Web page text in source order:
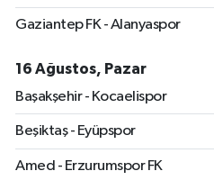
Gaziantep FK - Alanyaspor
16 Ağustos, Pazar
Başakşehir - Kocaelispor
Beşiktaş - Eyüpspor
Amed - Erzurumspor FK